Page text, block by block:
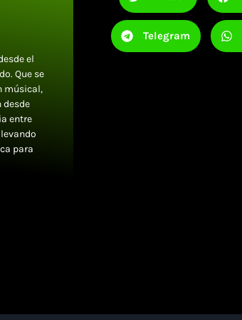
el
Que se
músical,
desde
entre
para
Telegram